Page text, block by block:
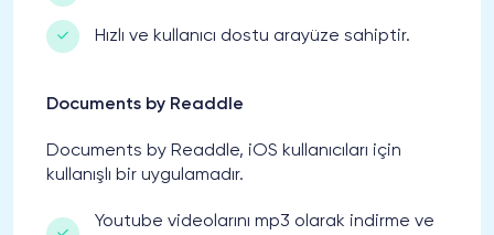
Hızlı ve kullanıcı dostu arayüze sahiptir.
Documents by Readdle
Documents by Readdle, iOS kullanıcıları için
kullanışlı bir uygulamadır.
Youtube videolarını mp3 olarak indirme ve